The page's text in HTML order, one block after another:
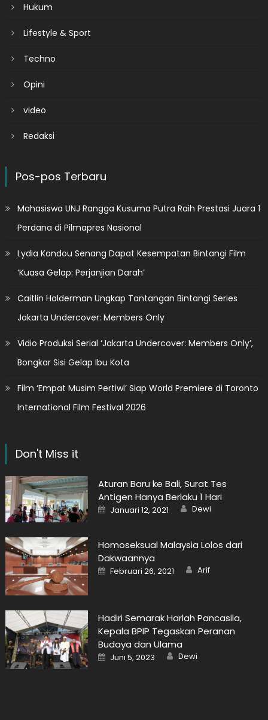
Hukum
Lifestyle & Sport
Techno
Opini
video
Redaksi
Pos-pos Terbaru
Mahasiswa UNJ Rangga Kusuma Putra Raih Prestasi Juara 1
Perdana di Pilmapres Nasional
Lydia Kandou Senang Dapat Kesempatan Bintangi Film
‘Kuasa Gelap: Perjanjian Darah’
Caitlin Halderman Ungkap Tantangan Bintangi Series
Jakarta Undercover: Members Only
Vidio Produksi Serial ‘Jakarta Undercover: Members Only’,
Bongkar Sisi Gelap Ibu Kota
Film ‘Empat Musim Pertiwi’ Siap World Premiere di Toronto
International Film Festival 2026
Don't Miss it
Aturan Baru ke Bali, Surat Tes
Antigen Hanya Berlaku 1 Hari
Posted
on
Januari 12, 2021 Author
Dewi
Homoseksual Malaysia Lolos dari
Dakwaannya
Posted
on
Februari 26, 2021 Author
Arif
Hadiri Semarak Harlah Pancasila,
Kepala BPIP Tegaskan Peranan
Budaya dan Ulama
Posted
on
Juni 5, 2023 Author
Dewi